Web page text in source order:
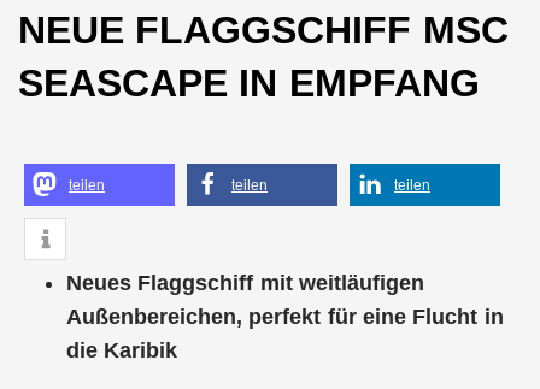
NEUE FLAGGSCHIFF MSC
SEASCAPE IN EMPFANG
teilen teilen teilen
Neues Flaggschiff mit weitläufigen
Außenbereichen, perfekt für eine Flucht in
die Karibik